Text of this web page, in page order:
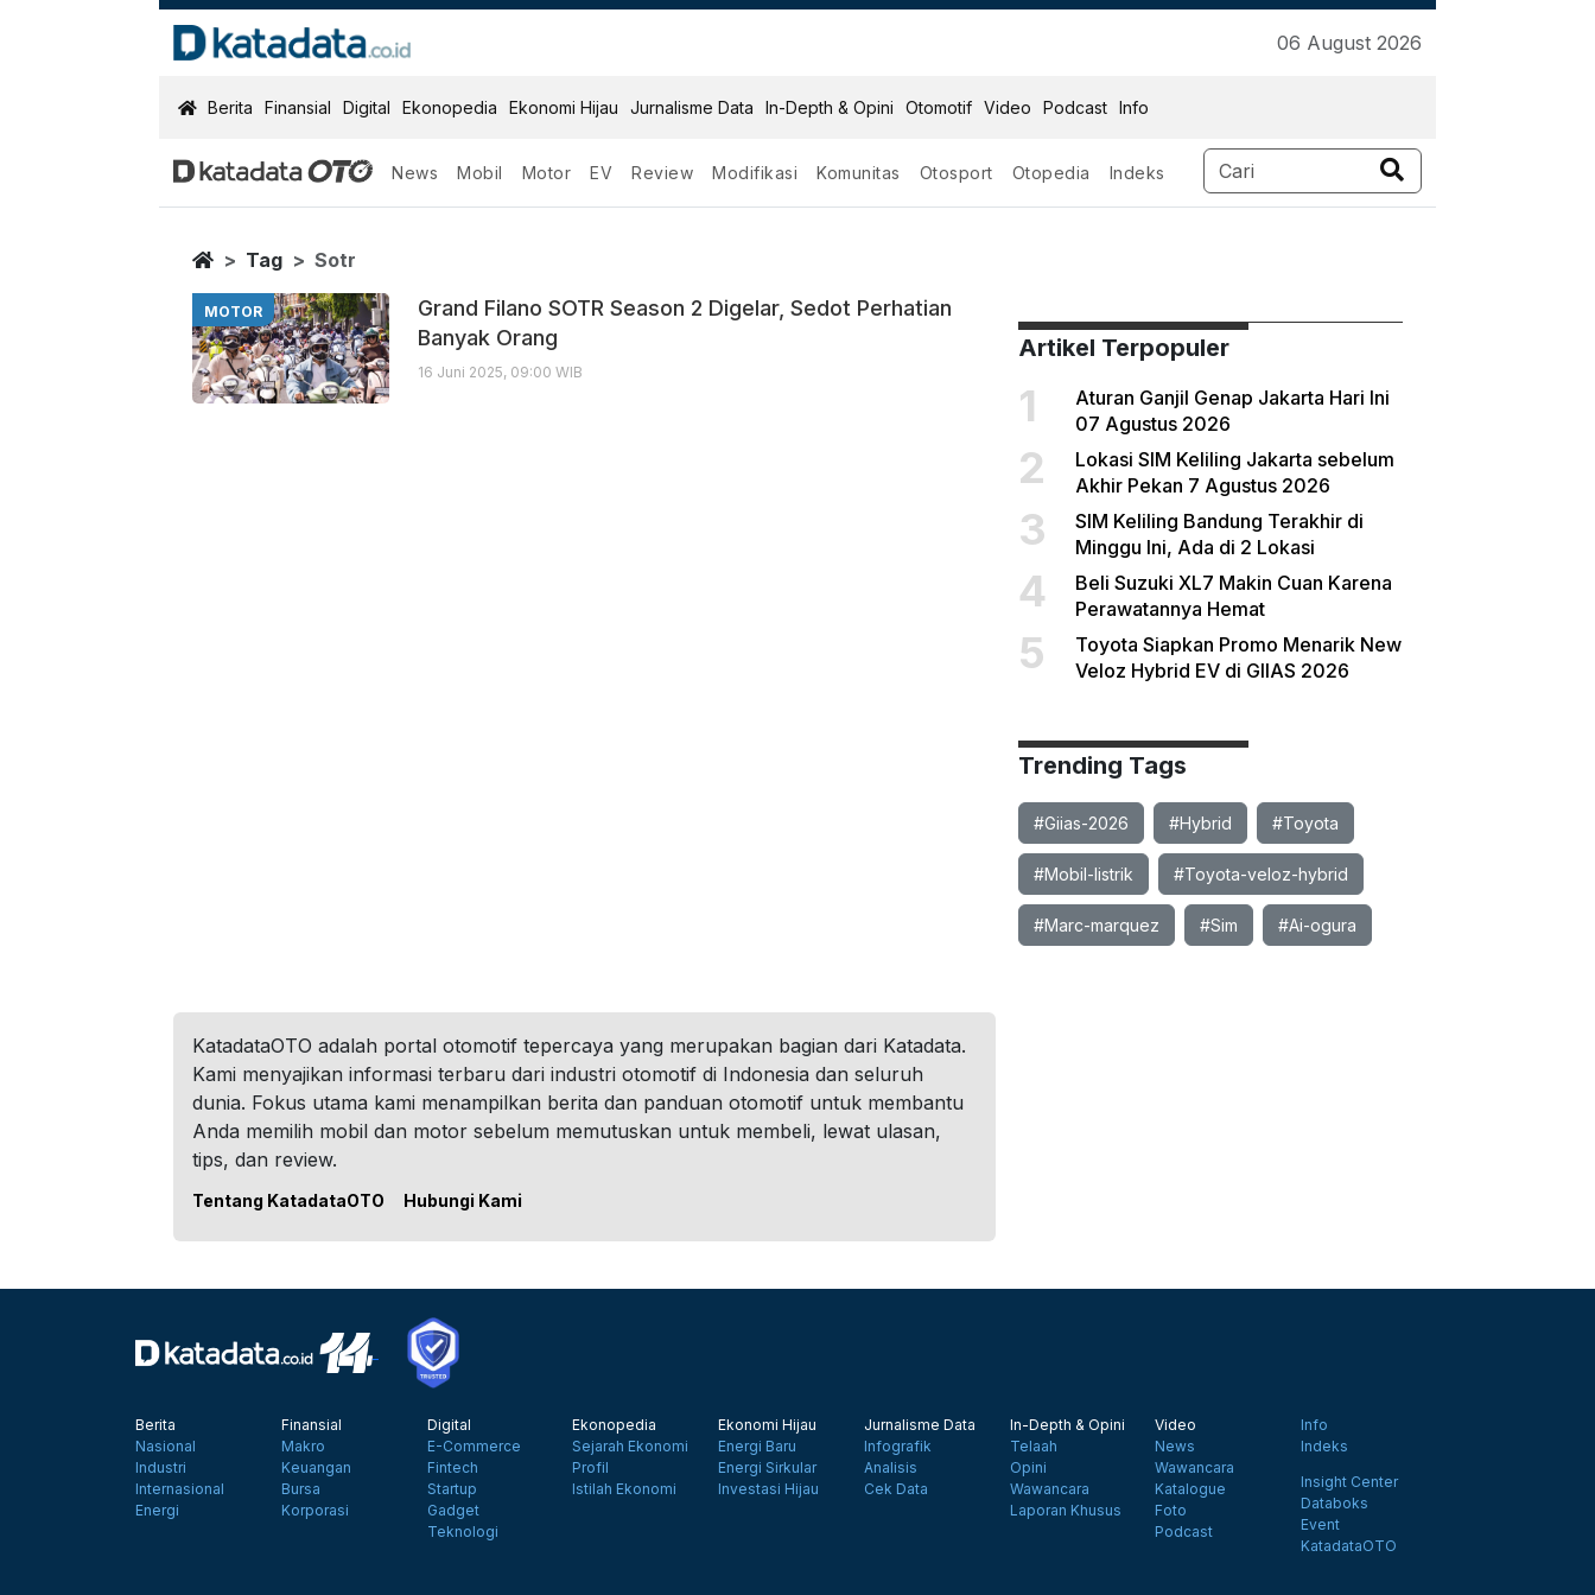
06 August 2026
KatadataOTO
Berita Finansial Digital Ekonopedia Ekonomi Hijau Jurnalisme Data In-Depth & Opini Otomotif Video Podcast Info
News Mobil Motor EV Review Modifikasi Komunitas Otosport Otopedia Indeks
Sotr
Berita Terbaru
Home
Tag Sotr
MOTOR
Grand Filano SOTR Season 2 Digelar, Sedot Perhatian
Banyak Orang
16 Juni 2025, 09:00 WIB
Artikel Terpopuler
1
Aturan Ganjil Genap Jakarta Hari Ini
07 Agustus 2026
2
Lokasi SIM Keliling Jakarta sebelum
Akhir Pekan 7 Agustus 2026
3
SIM Keliling Bandung Terakhir di
Minggu Ini, Ada di 2 Lokasi
4
Beli Suzuki XL7 Makin Cuan Karena
Perawatannya Hemat
5
Toyota Siapkan Promo Menarik New
Veloz Hybrid EV di GIIAS 2026
Trending Tags
#Giias-2026 #Hybrid #Toyota
#Mobil-listrik #Toyota-veloz-hybrid
#Marc-marquez #Sim #Ai-ogura
KatadataOTO adalah portal otomotif tepercaya yang merupakan bagian dari Katadata.
Kami menyajikan informasi terbaru dari industri otomotif di Indonesia dan seluruh
dunia. Fokus utama kami menampilkan berita dan panduan otomotif untuk membantu
Anda memilih mobil dan motor sebelum memutuskan untuk membeli, lewat ulasan,
tips, dan review.
Tentang KatadataOTO Hubungi Kami
Berita
Nasional
Industri
Internasional
Energi
Finansial
Makro
Keuangan
Bursa
Korporasi
Digital
E-Commerce
Fintech
Startup
Gadget
Teknologi
Ekonopedia
Sejarah Ekonomi
Profil
Istilah Ekonomi
Ekonomi Hijau
Energi Baru
Energi Sirkular
Investasi Hijau
Jurnalisme Data
Infografik
Analisis
Cek Data
In-Depth & Opini
Telaah
Opini
Wawancara
Laporan Khusus
Video
News
Wawancara
Katalogue
Foto
Podcast
Info
Indeks
Insight Center
Databoks
Event
KatadataOTO